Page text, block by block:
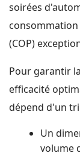
soirées
(COP)
Pour garantir
efficacité
dépend d'un
Un
volume